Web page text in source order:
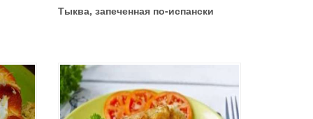
Тыква, запеченная по-испански